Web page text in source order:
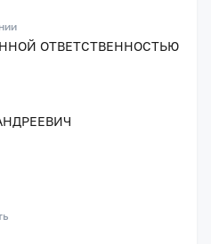
ОТВЕТСТВЕННОСТЬЮ